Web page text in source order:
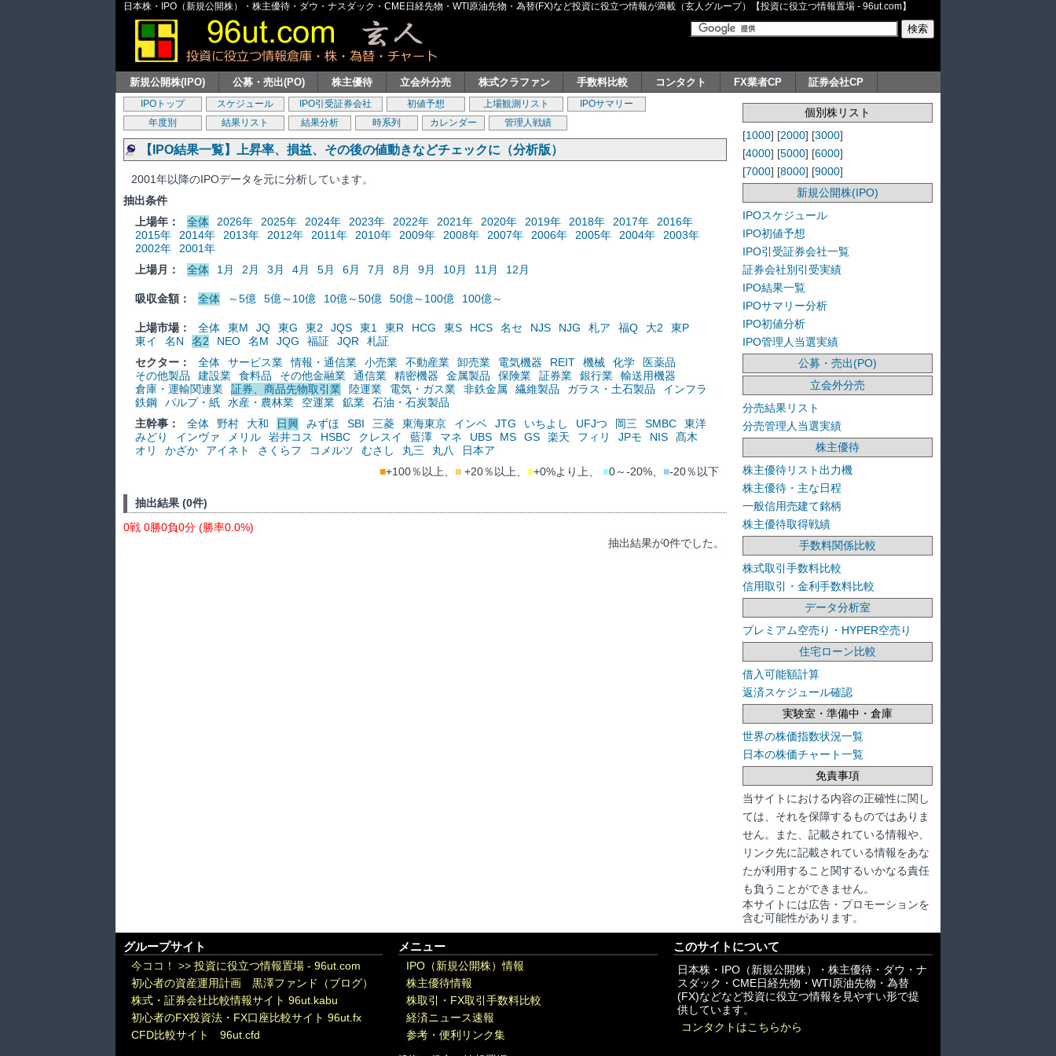
日本株・IPO（新規公開株）・株主優待・ダウ・ナスダック・CME日経先物・WTI原油先物・為替(FX)など投資に役立つ情報が満載（玄人グループ）【投資に役立つ情報置場 - 96ut.com】
新規公開株(IPO) 公募・売出(PO) 株主優待 立会外分売 株式クラファン 手数料比較 コンタクト FX業者CP 証券会社CP
IPOトップ スケジュール IPO引受証券会社 初値予想 上場観測リスト
IPOサマリー
年度別
結果リスト 結果分析 時系列 カレンダー 管理人戦績
【IPO結果一覧】上昇率、損益、その後の値動きなどチェックに（分析版）
2001年以降のIPOデータを元に分析しています。
抽出条件
上場年：
全体 2026年 2025年 2024年 2023年 2022年 2021年 2020年 2019年 2018年 2017年
2016年
2015年
2014年 2013年 2012年 2011年 2010年 2009年 2008年 2007年 2006年 2005年 2004年
2003年
2002年
2001年
上場月：
全体 1月 2月 3月 4月 5月 6月 7月 8月 9月 10月 11月 12月
吸収金額： 全体 ～5億 5億～10億 10億～50億 50億～100億 100億～
上場市場： 全体 東M JQ 東G 東2 JQS 東1 東R HCG 東S HCS 名セ NJS NJG 札ア 福Q 大2
東P
東イ
名N 名2 NEO 名M JQG 福証 JQR
札証
セクター：
全体 サービス業 情報・通信業 小売業 不動産業 卸売業 電気機器 REIT 機械 化学
医薬品
その他製品
建設業 食料品 その他金融業 通信業 精密機器 金属製品 保険業 証券業 銀行業
輸送用機器
倉庫・運輸関連業
証券、商品先物取引業 陸運業 電気・ガス業 非鉄金属 繊維製品 ガラス・土石製品
インフラ
鉄鋼
パルプ・紙 水産・農林業 空運業 鉱業
石油・石炭製品
主幹事：
全体 野村 大和 日興 みずほ SBI 三菱 東海東京 インベ JTG いちよし UFJつ 岡三 SMBC
東洋
みどり
インヴァ メリル 岩井コス HSBC クレスイ 藍澤 マネ UBS MS GS 楽天 フィリ JPモ NIS
髙木
オリ
かざか アイネト さくらフ コメルツ むさし 丸三 丸八
日本ア
■+100％以上、 ■+20％以上、 ■+0%より上、 ■0～-20%、 ■-20％以下
抽出結果 (0件)
0戦 0勝0負0分 (勝率0.0%)
抽出結果が0件でした。
個別株リスト
[1000] [2000] [3000]
[4000] [5000] [6000]
[7000] [8000] [9000]
新規公開株(IPO)
IPOスケジュール
IPO初値予想
IPO引受証券会社一覧
証券会社別引受実績
IPO結果一覧
IPOサマリー分析
IPO初値分析
IPO管理人当選実績
公募・売出(PO)
立会外分売
分売結果リスト
分売管理人当選実績
株主優待
株主優待リスト出力機
株主優待・主な日程
一般信用売建て銘柄
株主優待取得戦績
手数料関係比較
株式取引手数料比較
信用取引・金利手数料比較
データ分析室
プレミアム空売り・HYPER空売り
住宅ローン比較
借入可能額計算
返済スケジュール確認
実験室・準備中・倉庫
世界の株価指数状況一覧
日本の株価チャート一覧
免責事項
当サイトにおける内容の正確性に関し
ては、それを保障するものではありま
せん。また、記載されている情報や、
リンク先に記載されている情報をあな
たが利用すること関するいかなる責任
も負うことができません。
本サイトには広告・プロモーションを
含む可能性があります。
グループサイト
今ココ！ >> 投資に役立つ情報置場 - 96ut.com
初心者の資産運用計画 黒澤ファンド（ブログ）
株式・証券会社比較情報サイト 96ut.kabu
初心者のFX投資法・FX口座比較サイト 96ut.fx
CFD比較サイト 96ut.cfd
メニュー
IPO（新規公開株）情報
株主優待情報
株取引・FX取引手数料比較
経済ニュース速報
参考・便利リンク集
このサイトについて
日本株・IPO（新規公開株）・株主優待・ダウ・ナ
スダック・CME日経先物・WTI原油先物・為替
(FX)などなど投資に役立つ情報を見やすい形で提
供しています。
コンタクトはこちらから